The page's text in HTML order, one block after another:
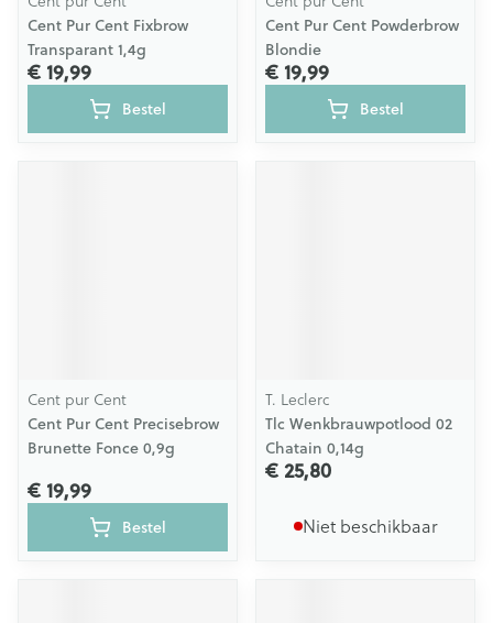
Cent Pur Cent Fixbrow
Transparant 1,4g
€ 19,99
Bestel
Cent Pur Cent Powderbrow
Blondie
€ 19,99
Bestel
Cent pur Cent
Cent Pur Cent Precisebrow
Brunette Fonce 0,9g
€ 19,99
Bestel
T. Leclerc
Tlc Wenkbrauwpotlood 02
Chatain 0,14g
€ 25,80
Niet beschikbaar